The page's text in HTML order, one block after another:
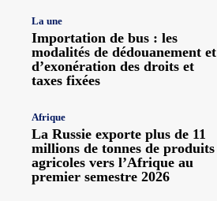
La une
Importation de bus : les
modalités de dédouanement et
d’exonération des droits et
taxes fixées
Afrique
La Russie exporte plus de 11
millions de tonnes de produits
agricoles vers l’Afrique au
premier semestre 2026